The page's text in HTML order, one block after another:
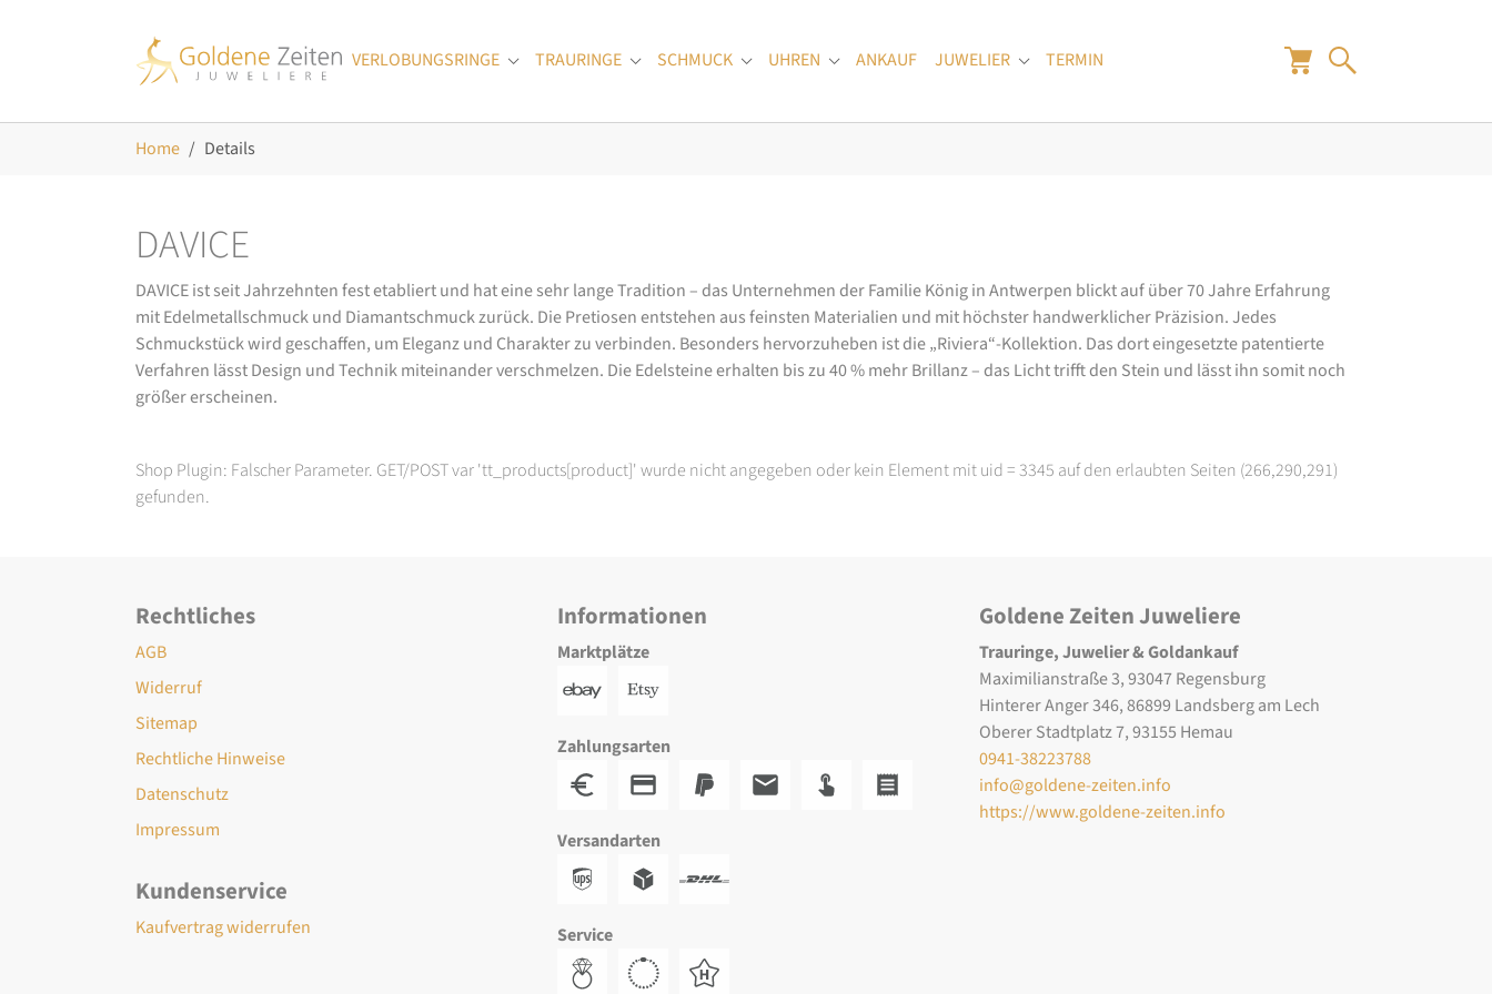
VERLOBUNGSRINGE
Submenu for "Verlobungsringe"
TRAURINGE Submenu for "Trauringe"
SCHMUCK Submenu for "Schmuck"
UHREN Submenu for "Uhren"
ANKAUF JUWELIER Submenu for "Juwelier"
TERMIN
Home Details
DAVICE
DAVICE ist seit Jahrzehnten fest etabliert und hat eine sehr lange Tradition – das Unternehmen der Familie König in Antwerpen blickt auf über 70 Jahre Erfahrung
mit Edelmetallschmuck und Diamantschmuck zurück. Die Pretiosen entstehen aus feinsten Materialien und mit höchster handwerklicher Präzision. Jedes
Schmuckstück wird geschaffen, um Eleganz und Charakter zu verbinden. Besonders hervorzuheben ist die „Riviera“-Kollektion. Das dort eingesetzte patentierte
Verfahren lässt Design und Technik miteinander verschmelzen. Die Edelsteine erhalten bis zu 40 % mehr Brillanz – das Licht trifft den Stein und lässt ihn somit noch
größer erscheinen.
Shop Plugin: Falscher Parameter. GET/POST var 'tt_products[product]' wurde nicht angegeben oder kein Element mit uid = 3345 auf den erlaubten Seiten (266,290,291)
gefunden.
Rechtliches
AGB
Widerruf
Sitemap
Rechtliche Hinweise
Datenschutz
Impressum
Kundenservice
Kaufvertrag widerrufen
Informationen
Marktplätze
Zahlungsarten
Versandarten
Service
Goldene Zeiten Juweliere
Trauringe, Juwelier & Goldankauf
Maximilianstraße 3, 93047 Regensburg
Hinterer Anger 346, 86899 Landsberg am Lech
Oberer Stadtplatz 7, 93155 Hemau
0941-38223788
info@goldene-zeiten.info
https://www.goldene-zeiten.info